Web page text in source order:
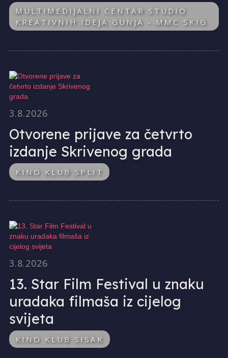
MULTIMEDIJALNI CENTAR STUDIO
KREATIVNIH IDEJA GUNJA - MMC SKIG
3.8.2026
Otvorene prijave za četvrto
izdanje Skrivenog grada
KINO KLUB SPLIT
3.8.2026
13. Star Film Festival u znaku
uradaka filmaša iz cijelog
svijeta
KINO KLUB SISAK